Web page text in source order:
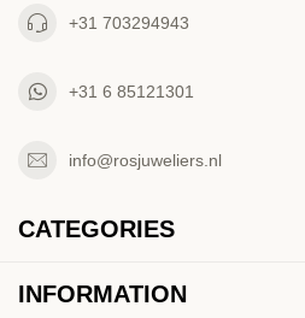
+31 703294943
+31 6 85121301
info@rosjuweliers.nl
CATEGORIES
INFORMATION